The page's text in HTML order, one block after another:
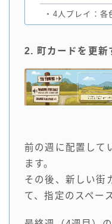
・ 4人プレイ：各
2. 町カードを更新
前の週に配置して
ます。
その後、新しい街
て、指定のスペー